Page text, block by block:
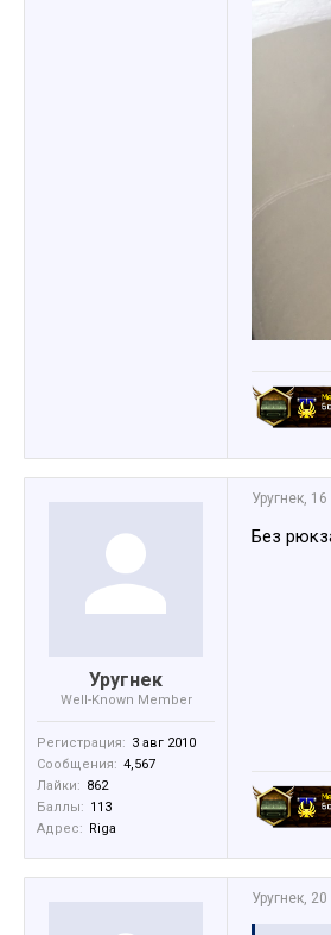
Уругнек
Well-Known Member
Регистрация: 3 авг 2010
Сообщения: 4,567
Лайки: 862
Баллы: 113
Адрес: Riga
Уругнек, 16
Без
Уругнек, 20